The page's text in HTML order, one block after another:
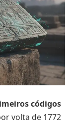
códigos
volta de 1772